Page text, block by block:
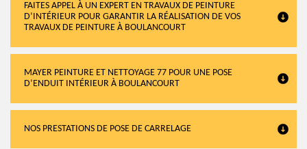
FAITES APPEL À UN EXPERT EN TRAVAUX DE PEINTURE
D’INTÉRIEUR POUR GARANTIR LA RÉALISATION DE VOS
TRAVAUX DE PEINTURE À BOULANCOURT
MAYER PEINTURE ET NETTOYAGE 77 POUR UNE POSE
D’ENDUIT INTÉRIEUR À BOULANCOURT
NOS PRESTATIONS DE POSE DE CARRELAGE